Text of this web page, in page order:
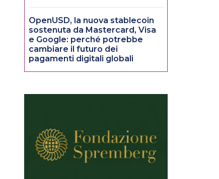
OpenUSD, la nuova stablecoin
sostenuta da Mastercard, Visa
e Google: perché potrebbe
cambiare il futuro dei
pagamenti digitali globali